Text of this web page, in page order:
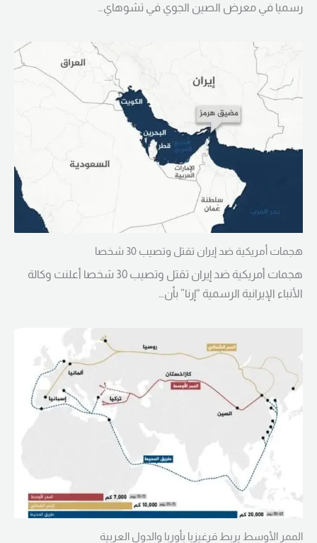
رسميا في معرض الصين الجوي في تشوهاي…
هجمات أمريكية ضد إيران تقتل وتصيب 30 شخصا
هجمات أمريكية ضد إيران تقتل وتصيب 30 شخصا أعلنت وكالة
الأنباء الإيرانية الرسمية “إرنا” بأن…
الممر الأوسط يربط قرغيزيا بأوربا والدول العربية